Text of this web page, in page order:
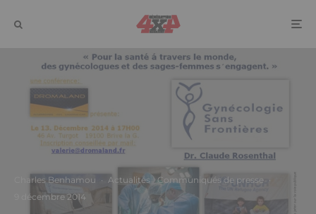
Charles Benhamou · Actualités Communiqués de presse ·
9 décembre 2014